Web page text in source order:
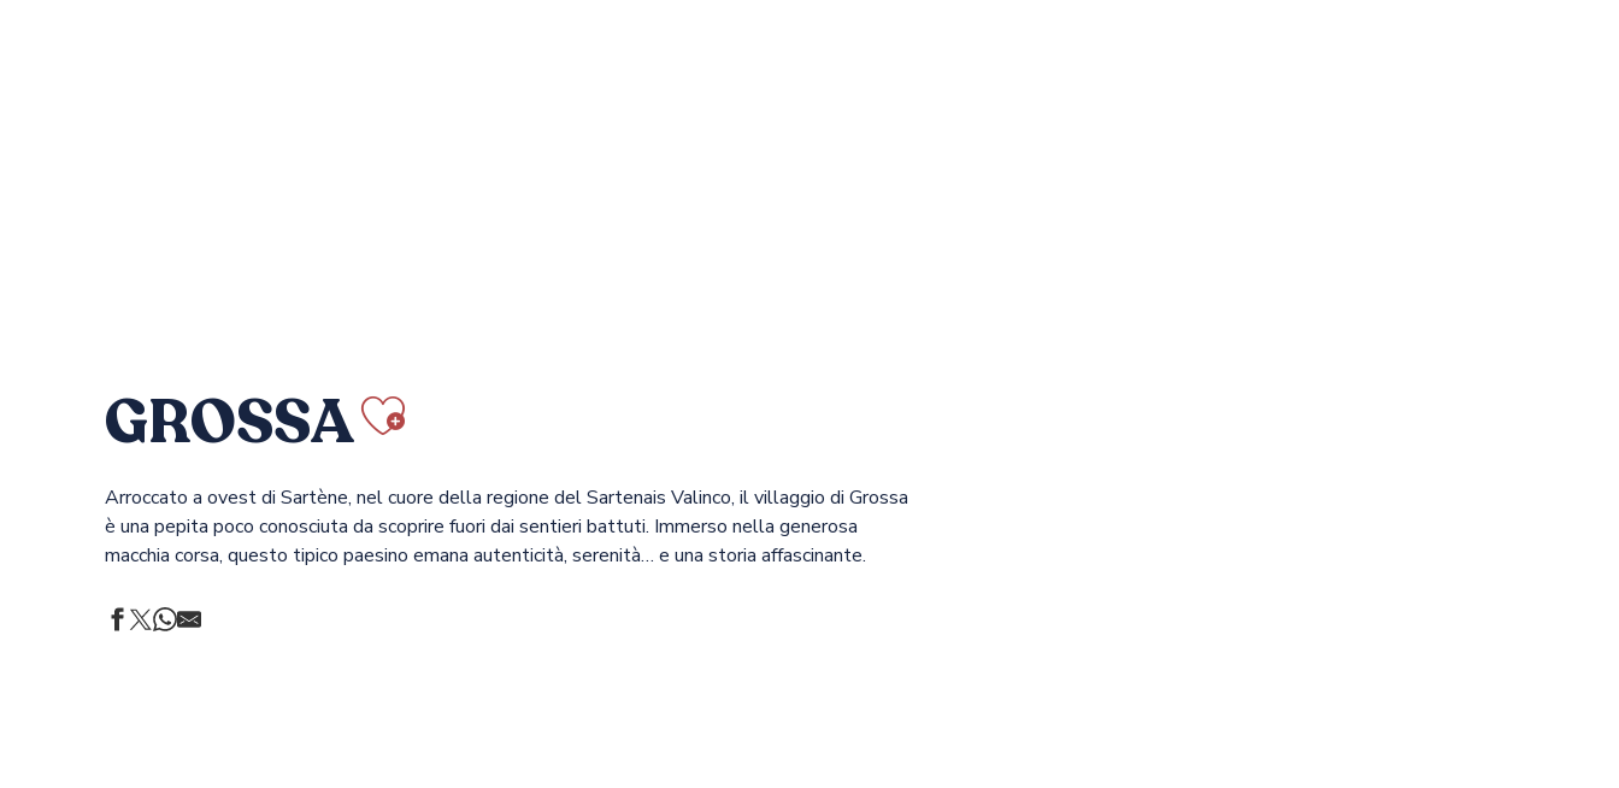
GROSSA Ajouter aux favoris
Arroccato a ovest di Sartène, nel cuore della regione del Sartenais Valinco, il villaggio di Grossa
è una pepita poco conosciuta da scoprire fuori dai sentieri battuti. Immerso nella generosa
macchia corsa, questo tipico paesino emana autenticità, serenità… e una storia affascinante.